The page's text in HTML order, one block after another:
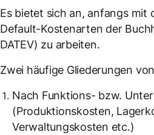
Es bietet sich an, anfangs mit
Default-Kostenarten der
DATEV) zu arbeiten.
Zwei häufige Gliederungen
Nach Funktions- bzw.
(Produktionskosten,
Verwaltungskosten etc.)